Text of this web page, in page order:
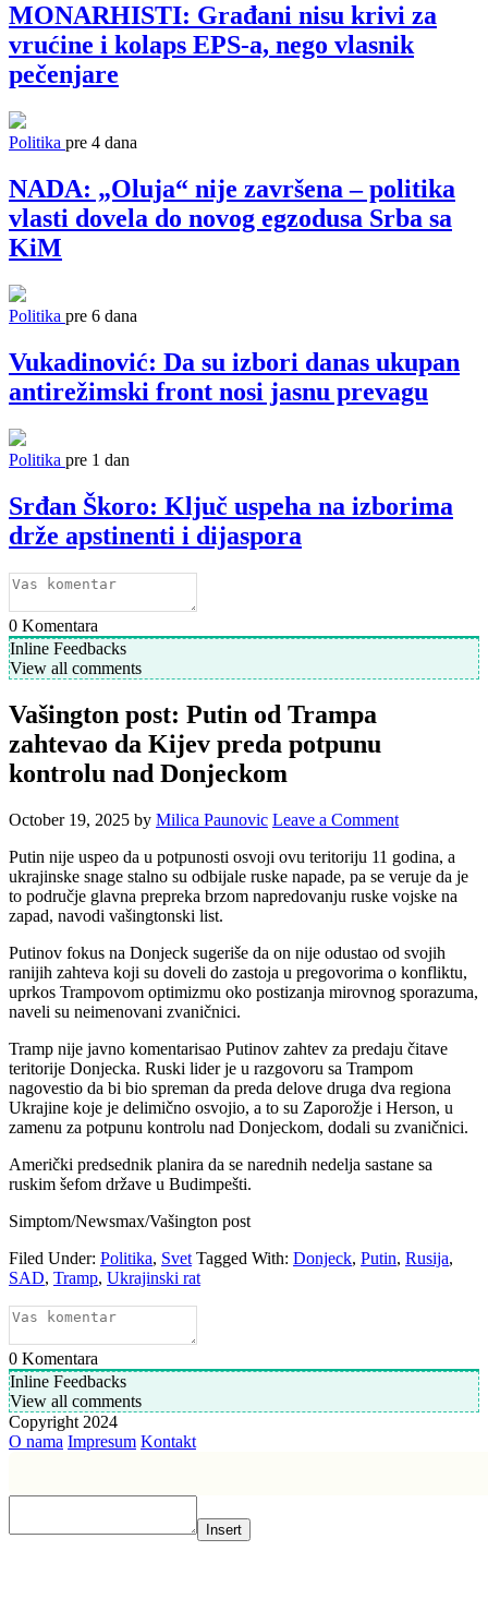
MONARHISTI: Građani nisu krivi za
vrućine i kolaps EPS-a, nego vlasnik
pečenjare
Politika pre 4 dana
NADA: „Oluja“ nije završena – politika
vlasti dovela do novog egzodusa Srba sa
KiM
Politika pre 6 dana
Vukadinović: Da su izbori danas ukupan
antirežimski front nosi jasnu prevagu
Politika pre 1 dan
Srđan Škoro: Ključ uspeha na izborima
drže apstinenti i dijaspora
0 Komentara
Inline Feedbacks
View all comments
Vašington post: Putin od Trampa
zahtevao da Kijev preda potpunu
kontrolu nad Donjeckom
October 19, 2025 by Milica Paunovic Leave a Comment
Putin nije uspeo da u potpunosti osvoji ovu teritoriju 11 godina, a
ukrajinske snage stalno su odbijale ruske napade, pa se veruje da je
to područje glavna prepreka brzom napredovanju ruske vojske na
zapad, navodi vašingtonski list.
Putinov fokus na Donjeck sugeriše da on nije odustao od svojih
ranijih zahteva koji su doveli do zastoja u pregovorima o konfliktu,
uprkos Trampovom optimizmu oko postizanja mirovnog sporazuma,
naveli su neimenovani zvaničnici.
Tramp nije javno komentarisao Putinov zahtev za predaju čitave
teritorije Donjecka. Ruski lider je u razgovoru sa Trampom
nagovestio da bi bio spreman da preda delove druga dva regiona
Ukrajine koje je delimično osvojio, a to su Zaporožje i Herson, u
zamenu za potpunu kontrolu nad Donjeckom, dodali su zvaničnici.
Američki predsednik planira da se narednih nedelja sastane sa
ruskim šefom države u Budimpešti.
Simptom/Newsmax/Vašington post
Filed Under: Politika, Svet Tagged With: Donjeck, Putin, Rusija,
SAD, Tramp, Ukrajinski rat
0 Komentara
Inline Feedbacks
View all comments
Copyright 2024
O nama Impresum Kontakt
Insert